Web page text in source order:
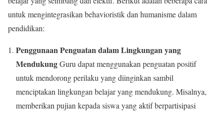
untuk mengintegrasikan behavioristik dan humanisme dalam
pendidikan:
Penggunaan Penguatan dalam Lingkungan yang
MendukungGuru dapat menggunakan penguatan positif
untuk mendorong perilaku yang diinginkan sambil
menciptakan lingkungan belajar yang mendukung. Misalnya,
memberikan pujian kepada siswa yang aktif berpartisipasi